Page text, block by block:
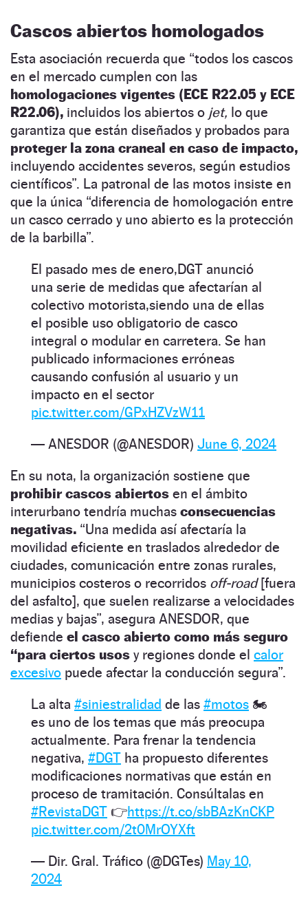
Cascos abiertos homologados
Esta asociación recuerda que “todos los cascos
en el mercado cumplen con las
homologaciones vigentes (ECE R22.05 y ECE
R22.06), incluidos los abiertos o jet, lo que
garantiza que están diseñados y probados para
proteger la zona craneal en caso de impacto,
incluyendo accidentes severos, según estudios
científicos”. La patronal de las motos insiste en
que la única “diferencia de homologación entre
un casco cerrado y uno abierto es la protección
de la barbilla”.
El pasado mes de enero,DGT anunció
una serie de medidas que afectarían al
colectivo motorista,siendo una de ellas
el posible uso obligatorio de casco
integral o modular en carretera. Se han
publicado informaciones erróneas
causando confusión al usuario y un
impacto en el sector
pic.twitter.com/GPxHZVzW11
— ANESDOR (@ANESDOR) June 6, 2024
En su nota, la organización sostiene que
prohibir cascos abiertos en el ámbito
interurbano tendría muchas consecuencias
negativas. “Una medida así afectaría la
movilidad eficiente en traslados alrededor de
ciudades, comunicación entre zonas rurales,
municipios costeros o recorridos off-road[fuera
del asfalto], que suelen realizarse a velocidades
medias y bajas”, asegura ANESDOR, que
defiende el casco abierto como más seguro
“para ciertos usos y regiones donde el calor
excesivo puede afectar la conducción segura”.
La alta #siniestralidad de las #motos 🏍️
es uno de los temas que más preocupa
actualmente. Para frenar la tendencia
negativa, #DGT ha propuesto diferentes
modificaciones normativas que están en
proceso de tramitación. Consúltalas en
#RevistaDGT 👉https://t.co/sbBAzKnCKP
pic.twitter.com/2t0MrOYXft
— Dir. Gral. Tráfico (@DGTes) May 10,
2024